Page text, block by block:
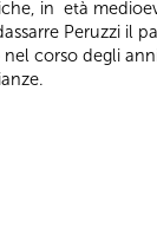
in età
Peruzzi il
corso degli